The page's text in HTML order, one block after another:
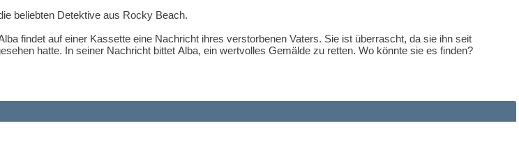
beliebten Detektive aus Rocky Beach.
findet auf einer Kassette eine Nachricht ihres verstorbenen Vaters. Sie ist überrascht, da sie ihn seit
hatte. In seiner Nachricht bittet Alba, ein wertvolles Gemälde zu retten. Wo könnte sie es finden?
und wendet sich an Justus, Peter und Bob. Die drei ??? sind sofort begeistert dabei. Schnell
stossen sie auf Namen, die ihnen bekannt vorkommen. Wie verknüpfen sie die einzelnen Spuren? Was
mit ChatGPT